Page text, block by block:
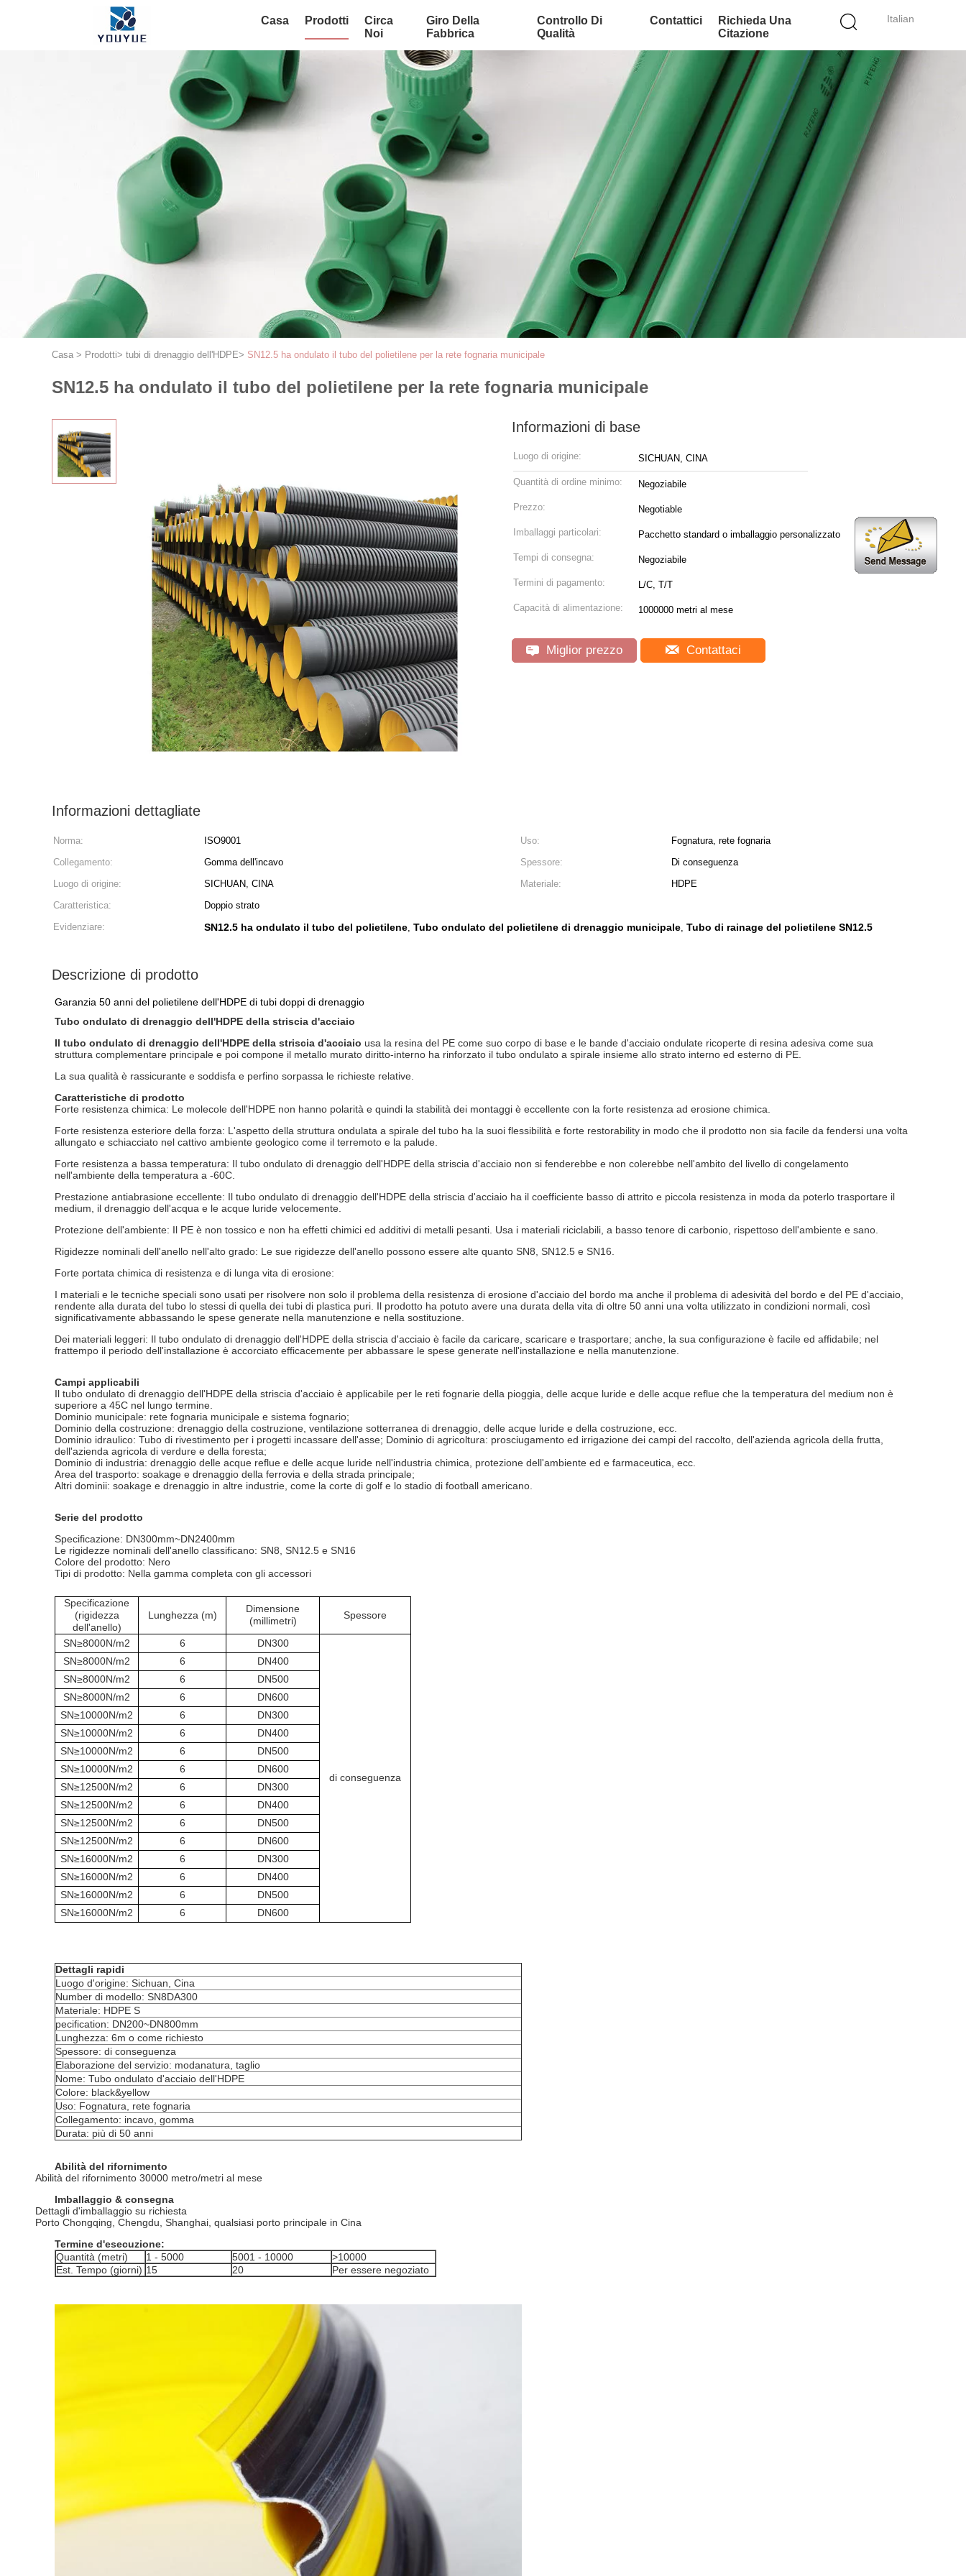
Italian
Casa Prodotti
Circa
Noi
Giro Della
Fabbrica
Controllo Di
Qualità
Contattici
Richieda Una
Citazione
Casa > Prodotti> tubi di drenaggio dell'HDPE> SN12.5 ha ondulato il tubo del polietilene per la rete fognaria municipale
SN12.5 ha ondulato il tubo del polietilene per la rete fognaria municipale
Informazioni di base
Luogo di origine: SICHUAN, CINA
Quantità di ordine minimo: Negoziabile
Prezzo: Negotiable
Imballaggi particolari: Pacchetto standard o imballaggio personalizzato
Tempi di consegna: Negoziabile
Termini di pagamento: L/C, T/T
Capacità di alimentazione: 1000000 metri al mese
Miglior prezzo Contattaci
Informazioni dettagliate
Norma: ISO9001 Uso:
Fognatura, rete fognaria
Collegamento:
Gomma dell'incavo Spessore:
Di conseguenza
Luogo di origine:
SICHUAN, CINA Materiale:
HDPE
Caratteristica:
Doppio strato
Evidenziare:
SN12.5 ha ondulato il tubo del polietilene, Tubo ondulato del polietilene di drenaggio municipale, Tubo di rainage del polietilene SN12.5
Descrizione di prodotto
Garanzia 50 anni del polietilene dell'HDPE di tubi doppi di drenaggio
Tubo ondulato di drenaggio dell'HDPE della striscia d'acciaio
Il tubo ondulato di drenaggio dell'HDPE della striscia d'acciaio usa la resina del PE come suo corpo di base e le bande d'acciaio ondulate ricoperte di resina adesiva come sua
struttura complementare principale e poi compone il metallo murato diritto-interno ha rinforzato il tubo ondulato a spirale insieme allo strato interno ed esterno di PE.
La sua qualità è rassicurante e soddisfa e perfino sorpassa le richieste relative.
Caratteristiche di prodotto
Forte resistenza chimica: Le molecole dell'HDPE non hanno polarità e quindi la stabilità dei montaggi è eccellente con la forte resistenza ad erosione chimica.
Forte resistenza esteriore della forza: L'aspetto della struttura ondulata a spirale del tubo ha la suoi flessibilità e forte restorability in modo che il prodotto non sia facile da fendersi una volta
allungato e schiacciato nel cattivo ambiente geologico come il terremoto e la palude.
Forte resistenza a bassa temperatura: Il tubo ondulato di drenaggio dell'HDPE della striscia d'acciaio non si fenderebbe e non colerebbe nell'ambito del livello di congelamento
nell'ambiente della temperatura a -60C.
Prestazione antiabrasione eccellente: Il tubo ondulato di drenaggio dell'HDPE della striscia d'acciaio ha il coefficiente basso di attrito e piccola resistenza in moda da poterlo trasportare il
medium, il drenaggio dell'acqua e le acque luride velocemente.
Protezione dell'ambiente: Il PE è non tossico e non ha effetti chimici ed additivi di metalli pesanti. Usa i materiali riciclabili, a basso tenore di carbonio, rispettoso dell'ambiente e sano.
Rigidezze nominali dell'anello nell'alto grado: Le sue rigidezze dell'anello possono essere alte quanto SN8, SN12.5 e SN16.
Forte portata chimica di resistenza e di lunga vita di erosione:
I materiali e le tecniche speciali sono usati per risolvere non solo il problema della resistenza di erosione d'acciaio del bordo ma anche il problema di adesività del bordo e del PE d'acciaio,
rendente alla durata del tubo lo stessi di quella dei tubi di plastica puri. Il prodotto ha potuto avere una durata della vita di oltre 50 anni una volta utilizzato in condizioni normali, così
significativamente abbassando le spese generate nella manutenzione e nella sostituzione.
Dei materiali leggeri: Il tubo ondulato di drenaggio dell'HDPE della striscia d'acciaio è facile da caricare, scaricare e trasportare; anche, la sua configurazione è facile ed affidabile; nel
frattempo il periodo dell'installazione è accorciato efficacemente per abbassare le spese generate nell'installazione e nella manutenzione.
Campi applicabili
Il tubo ondulato di drenaggio dell'HDPE della striscia d'acciaio è applicabile per le reti fognarie della pioggia, delle acque luride e delle acque reflue che la temperatura del medium non è
superiore a 45C nel lungo termine.
Dominio municipale: rete fognaria municipale e sistema fognario;
Dominio della costruzione: drenaggio della costruzione, ventilazione sotterranea di drenaggio, delle acque luride e della costruzione, ecc.
Dominio idraulico: Tubo di rivestimento per i progetti incassare dell'asse; Dominio di agricoltura: prosciugamento ed irrigazione dei campi del raccolto, dell'azienda agricola della frutta,
dell'azienda agricola di verdure e della foresta;
Dominio di industria: drenaggio delle acque reflue e delle acque luride nell'industria chimica, protezione dell'ambiente ed e farmaceutica, ecc.
Area del trasporto: soakage e drenaggio della ferrovia e della strada principale;
Altri dominii: soakage e drenaggio in altre industrie, come la corte di golf e lo stadio di football americano.
Serie del prodotto
Specificazione: DN300mm~DN2400mm
Le rigidezze nominali dell'anello classificano: SN8, SN12.5 e SN16
Colore del prodotto: Nero
Tipi di prodotto: Nella gamma completa con gli accessori
Specificazione
(rigidezza
dell'anello)
Lunghezza (m)
Dimensione
(millimetri)
Spessore
SN≥8000N/m2 6 DN300
di conseguenza
SN≥8000N/m2 6
DN400
SN≥8000N/m2
6
DN500
SN≥8000N/m2
6
DN600
SN≥10000N/m2
6
DN300
SN≥10000N/m2
6
DN400
SN≥10000N/m2
6
DN500
SN≥10000N/m2
6
DN600
SN≥12500N/m2
6
DN300
SN≥12500N/m2
6
DN400
SN≥12500N/m2
6
DN500
SN≥12500N/m2
6
DN600
SN≥16000N/m2
6
DN300
SN≥16000N/m2
6
DN400
SN≥16000N/m2
6
DN500
SN≥16000N/m2
6 DN600
Dettagli rapidi
Luogo d'origine: Sichuan, Cina
Number di modello: SN8DA300
Materiale: HDPE S
pecification: DN200~DN800mm
Lunghezza: 6m o come richiesto
Spessore: di conseguenza
Elaborazione del servizio: modanatura, taglio
Nome: Tubo ondulato d'acciaio dell'HDPE
Colore: black&yellow
Uso: Fognatura, rete fognaria
Collegamento: incavo, gomma
Durata: più di 50 anni
Abilità del rifornimento
Abilità del rifornimento 30000 metro/metri al mese
Imballaggio & consegna
Dettagli d'imballaggio su richiesta
Porto Chongqing, Chengdu, Shanghai, qualsiasi porto principale in Cina
Termine d'esecuzione:
Quantità (metri)
1 - 5000 5001 - 10000
>10000
Est. Tempo (giorni) 15 20 Per essere negoziato